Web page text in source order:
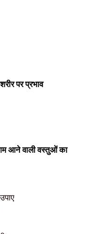
पर प्रभाव
आने वाली वस्तुओं का